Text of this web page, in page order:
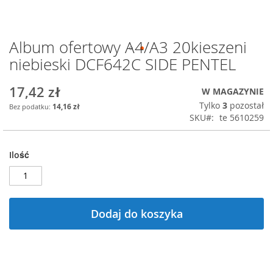
Przejdź
na
początek
Album ofertowy A4/A3 20kieszeni
niebieski DCF642C SIDE PENTEL
17,42 zł
14,16 zł
W MAGAZYNIE
Tylko 3 pozostał
SKU
te 5610259
Ilość
Dodaj do koszyka